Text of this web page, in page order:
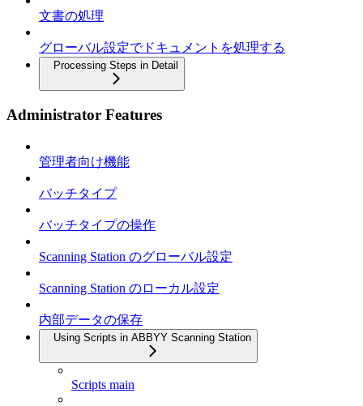
文書の処理
グローバル設定でドキュメントを処理する
Processing Steps in Detail
Administrator Features
管理者向け機能
バッチタイプ
バッチタイプの操作
Scanning Station のグローバル設定
Scanning Station のローカル設定
内部データの保存
Using Scripts in ABBYY Scanning Station
Scripts main